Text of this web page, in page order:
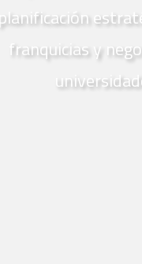
planificación
franquicias y